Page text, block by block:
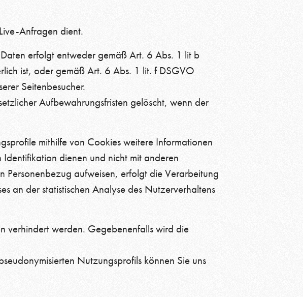
Anfragen dient.
erfolgt entweder gemäß Art. 6 Abs. 1 lit b
ist, oder gemäß Art. 6 Abs. 1 lit. f DSGVO
Seitenbesucher.
Aufbewahrungsfristen gelöscht, wenn der
mithilfe von Cookies weitere Informationen
dienen und nicht mit anderen
Personenbezug aufweisen, erfolgt die Verarbeitung
an der statistischen Analyse des Nutzerverhaltens
verhindert werden. Gegebenenfalls wird die
Nutzungsprofils können Sie uns